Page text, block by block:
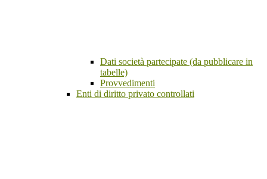
Dati società partecipate (da pubblicare in
tabelle)
Provvedimenti
Enti di diritto privato controllati